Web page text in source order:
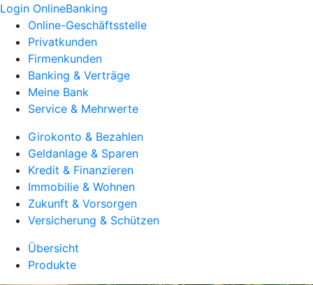
Login OnlineBanking
Online-Geschäftsstelle
Privatkunden
Firmenkunden
Banking & Verträge
Meine Bank
Service & Mehrwerte
Girokonto & Bezahlen
Geldanlage & Sparen
Kredit & Finanzieren
Immobilie & Wohnen
Zukunft & Vorsorgen
Versicherung & Schützen
Übersicht
Produkte